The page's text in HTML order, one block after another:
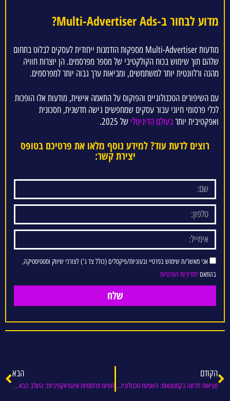
מדוע לבחור ב-Multi-Advertiser Ads?
מודעות Multi-Advertiser מספקות הזדמנות ייחודית לעסקים לבלוט בתחום
שלהם תוך שימוש בכוח הקולקטיבי של מספר מפרסמים. הן יוצרות חוויה
מהנה ורלוונטית יותר למשתמשים, ומביאות ערך גבוה יותר למפרסמים.
עם השיפורים הטכנולוגיים והפוקוס על התאמה אישית, מודעות אלו הופכות
לכלי פרסומי חיוני עבור עסקים שמחפשים גישה חדשנית, חסכונית
ואפקטיבית יותרבעולם הדיגיטלי של 2025.
רוצים לדעת עוד? למידע נוסף מלאו את פרטיכם בטופס
יצירת קשר:
אני מאשר/ת שימוש בפרטיי ובעוגיות/פיקסלים (כולל צד ג') לצורכי שיווק וסטטיסטיקה,
בהתאם למדיניות הפרטיות
שלח
הקודם
מציאות חדשה בקמעונאות: השפעת טכנולוגיות AR ו-VR
הבא
חוויות פרסומיות אינטראקטיביות: השלב הבא בעולם השיווק הדיגיטלי